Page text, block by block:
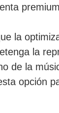
la
la
de la
opción